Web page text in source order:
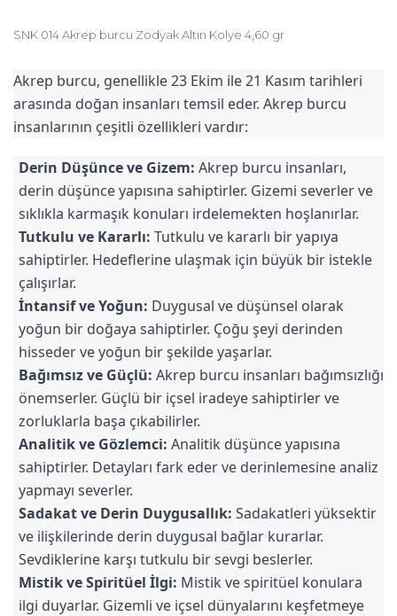
SNK 014 Akrep burcu Zodyak Altın Kolye 4,60 gr
Akrep burcu, genellikle 23 Ekim ile 21 Kasım tarihleri
arasında doğan insanları temsil eder. Akrep burcu
insanlarının çeşitli özellikleri vardır:
Derin Düşünce ve Gizem: Akrep burcu insanları,
derin düşünce yapısına sahiptirler. Gizemi severler ve
sıklıkla karmaşık konuları irdelemekten hoşlanırlar.
Tutkulu ve Kararlı: Tutkulu ve kararlı bir yapıya
sahiptirler. Hedeflerine ulaşmak için büyük bir istekle
çalışırlar.
İntansif ve Yoğun: Duygusal ve düşünsel olarak
yoğun bir doğaya sahiptirler. Çoğu şeyi derinden
hisseder ve yoğun bir şekilde yaşarlar.
Bağımsız ve Güçlü: Akrep burcu insanları bağımsızlığı
önemserler. Güçlü bir içsel iradeye sahiptirler ve
zorluklarla başa çıkabilirler.
Analitik ve Gözlemci: Analitik düşünce yapısına
sahiptirler. Detayları fark eder ve derinlemesine analiz
yapmayı severler.
Sadakat ve Derin Duygusallık: Sadakatleri yüksektir
ve ilişkilerinde derin duygusal bağlar kurarlar.
Sevdiklerine karşı tutkulu bir sevgi beslerler.
Mistik ve Spiritüel İlgi: Mistik ve spiritüel konulara
ilgi duyarlar. Gizemli ve içsel dünyalarını keşfetmeye